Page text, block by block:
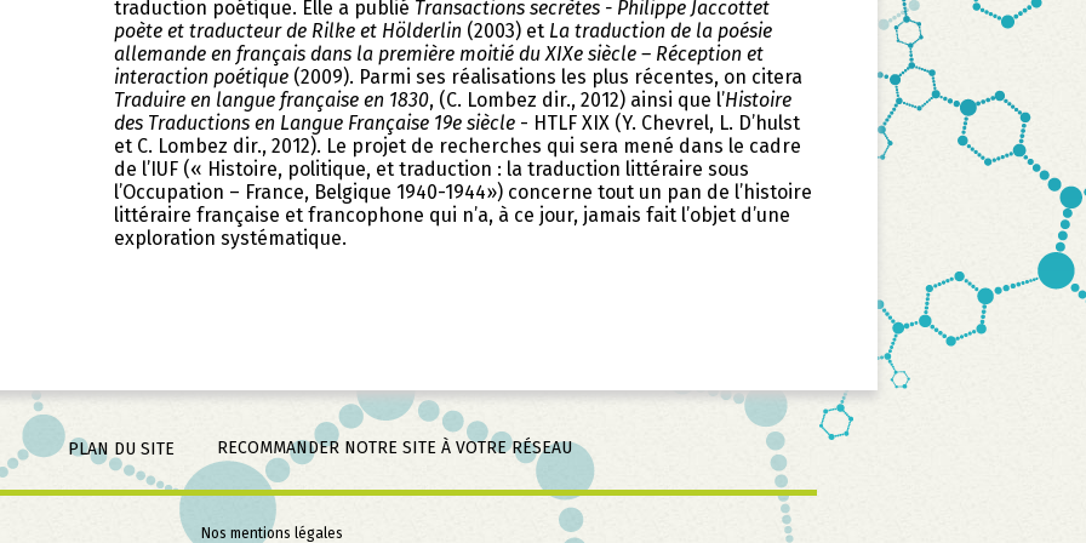
traduction poétique. Elle a publié Transactions secrètes - Philippe Jaccottet
poète et traducteur de Rilke et Hölderlin (2003) et La traduction de la poésie
allemande en français dans la première moitié du XIXe siècle – Réception et
interaction poétique (2009). Parmi ses réalisations les plus récentes, on citera
Traduire en langue française en 1830, (C. Lombez dir., 2012) ainsi que l’Histoire
des Traductions en Langue Française 19e siècle - HTLF XIX (Y. Chevrel, L. D’hulst
et C. Lombez dir., 2012). Le projet de recherches qui sera mené dans le cadre
de l’IUF (« Histoire, politique, et traduction : la traduction littéraire sous
l’Occupation – France, Belgique 1940-1944») concerne tout un pan de l’histoire
littéraire française et francophone qui n’a, à ce jour, jamais fait l’objet d’une
exploration systématique.
PLAN DU SITE RECOMMANDER NOTRE SITE À VOTRE RÉSEAU
Aller
Nos mentions légales